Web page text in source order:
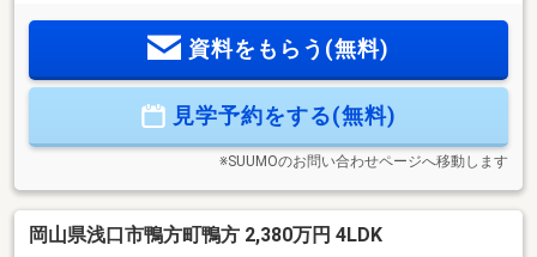
完備・エアコン2台完備▼周辺環境・ドラッグコスモス金光
店：徒歩4分・マルナカ金光店：徒歩12分・セブンイレブン金
資料をもらう(無料)
見学予約をする(無料)
※SUUMOのお問い合わせページへ移動します
岡山県浅口市鴨方町鴨方 2,380万円 4LDK